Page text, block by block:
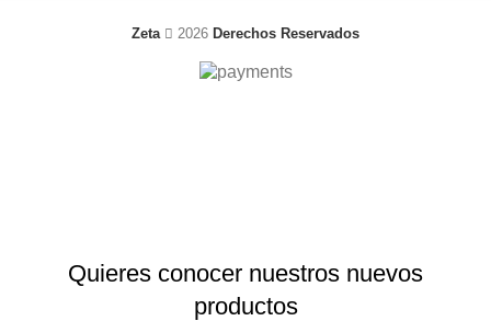
Zeta 2026 Derechos Reservados
Quieres conocer nuestros nuevos
productos